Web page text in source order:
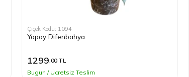
Çiçek Kodu: 1094
Yapay Difenbahya
1299,00 TL
Bugün / Ücretsiz Teslim